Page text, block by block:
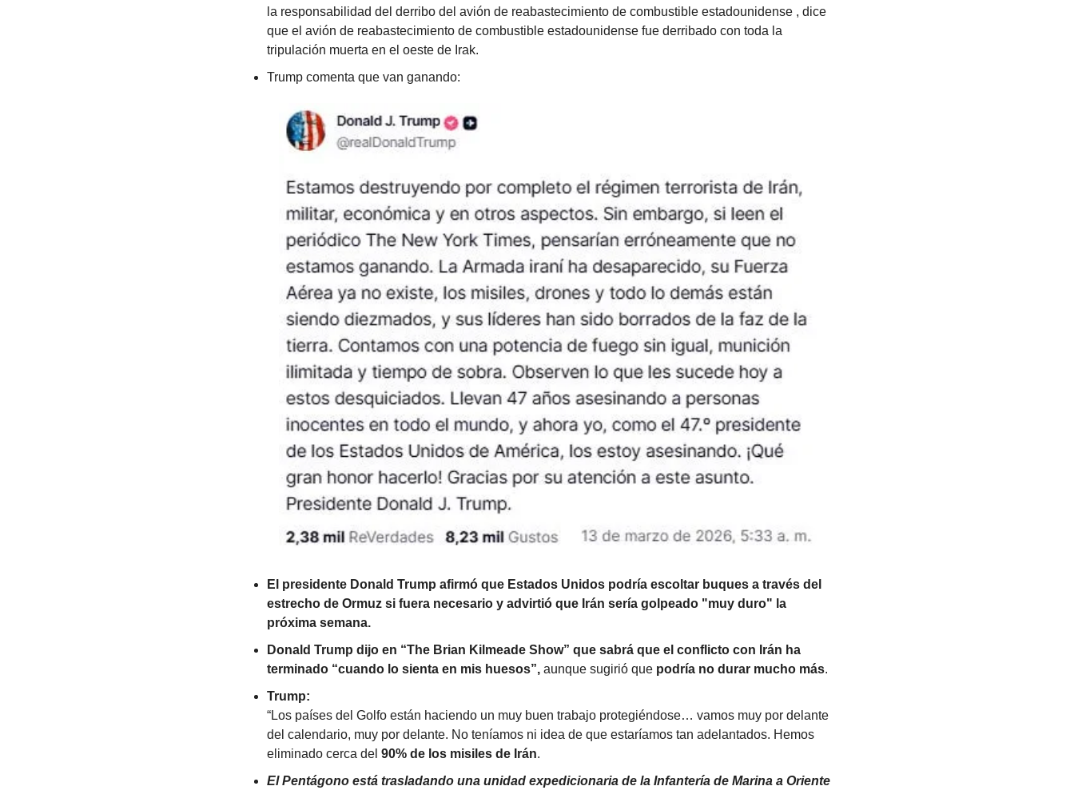
la responsabilidad del derribo del avión de reabastecimiento de combustible estadounidense , dice
que el avión de reabastecimiento de combustible estadounidense fue derribado con toda la
tripulación muerta en el oeste de Irak.
Trump comenta que van ganando:
El presidente Donald Trump afirmó que Estados Unidos podría escoltar buques a través del
estrecho de Ormuz si fuera necesario y advirtió que Irán sería golpeado "muy duro" la
próxima semana.
Donald Trump dijo en “The Brian Kilmeade Show” que sabrá que el conflicto con Irán ha
terminado “cuando lo sienta en mis huesos”, aunque sugirió que podría no durar mucho más.
Trump:
“Los países del Golfo están haciendo un muy buen trabajo protegiéndose… vamos muy por delante
del calendario, muy por delante. No teníamos ni idea de que estaríamos tan adelantados. Hemos
eliminado cerca del 90% de los misiles de Irán.
El Pentágono está trasladando una unidad expedicionaria de la Infantería de Marina a Oriente